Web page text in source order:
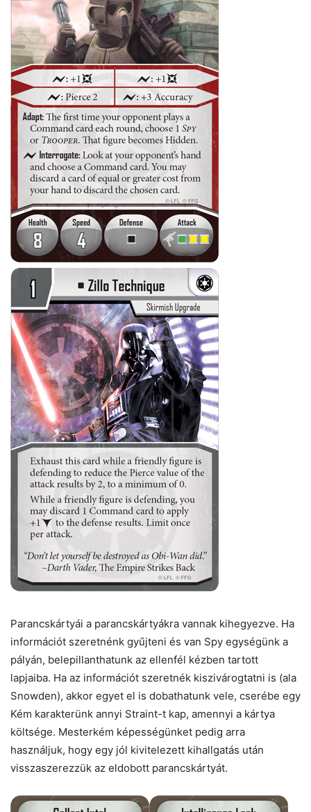
Parancskártyái a parancskártyákra vannak kihegyezve. Ha
információt szeretnénk gyűjteni és van Spy egységünk a
pályán, belepillanthatunk az ellenfél kézben tartott
lapjaiba. Ha az információt szeretnék kiszivárogtatni is (ala
Snowden), akkor egyet el is dobathatunk vele, cserébe egy
Kém karakterünk annyi Straint-t kap, amennyi a kártya
költsége. Mesterkém képességünket pedig arra
használjuk, hogy egy jól kivitelezett kihallgatás után
visszaszerezzük az eldobott parancskártyát.